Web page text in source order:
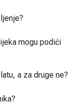
mogu podići
a za druge ne?